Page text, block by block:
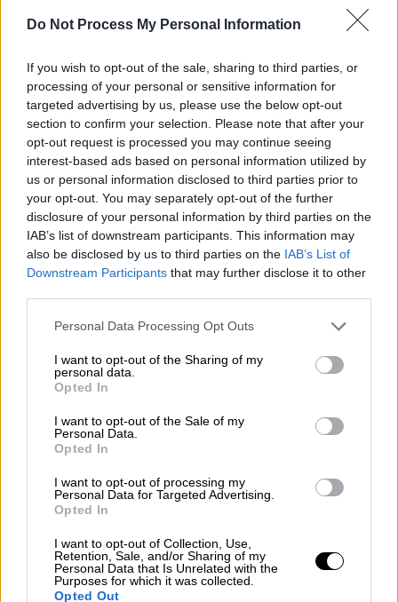
Do Not Process My Personal Information
If you wish to opt-out of the sale, sharing to third parties, or
processing of your personal or sensitive information for
targeted advertising by us, please use the below opt-out
section to confirm your selection. Please note that after your
opt-out request is processed you may continue seeing
interest-based ads based on personal information utilized by
us or personal information disclosed to third parties prior to
your opt-out. You may separately opt-out of the further
disclosure of your personal information by third parties on the
IAB’s list of downstream participants. This information may
also be disclosed by us to third parties on the IAB’s List of
Downstream Participants that may further disclose it to other
Please note that this website/app uses one or more Google
not limited to your visit or usage behaviour. You may click to
grant or deny consent to Google and its third-party tags to
use your data for below specified purposes in below Google
consent section.
Personal Data Processing Opt Outs
I want to opt-out of the Sharing of my
personal data.
Opted In
I want to opt-out of the Sale of my
Personal Data.
Opted In
I want to opt-out of processing my
Personal Data for Targeted Advertising.
Opted In
I want to opt-out of Collection, Use,
Retention, Sale, and/or Sharing of my
Personal Data that Is Unrelated with the
Purposes for which it was collected.
Opted Out
προχωρήσουμε στην κατάλληλη θεραπεία.
Ακόμα, η έντονη τριχόπτωσηείναι ένδειξη
για αρκετά σοβαρές νόσους, όπως νεφρική,
ηπατική, καρκίνου, παθήσεων του
θυρεοειδούς ή και αυτοάνοσων νοσημάτων.
Οπότε, αγαπημένοι μου κατοικιδιογονείς, η
έντονη τριχόπτωση θα πρέπει να μας
προβληματίσει αρκετά κι όχι για το
πρακτικό του θέματος αλλά για την
διασφάλιση της καλής υγείας του
κατοικίδιου μας. Η επίσκεψη στον
κτηνίατρο είναι ζωτικής σημασίας καθώς και
ο τακτικός έλεγχος της υγείας του, ο
αντιπαρασιτικό κολάρο, αμπούλες κι ό,τι
άλλο προτείνει ο κτηνίατρος για πρόληψη
και θεραπεία.
Πέρα όμως από όλα τα παραπάνω υπάρχουν
και άλλοι τρόποι για να μπορέσουμε να
μειώσουμε την έντονη τριχόπτωση.
Έχουμε πει πολλές φορές πόσο σημαντική
είναι ηδιατροφήτου κατοικίδιου μας. Θα
πρέπει λοιπόν να επιλέγουμε τροφές που